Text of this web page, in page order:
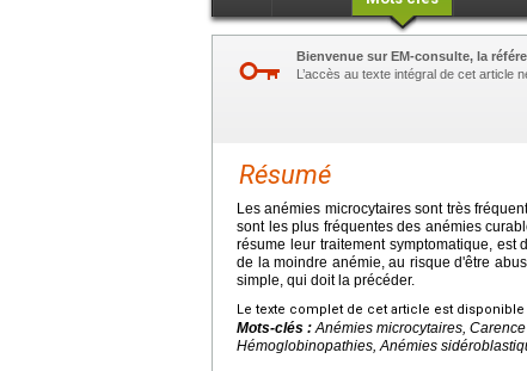
Bienvenue sur EM-consulte, la
L’accès au texte intégral de cet article
Résumé
Les anémies microcytaires sont très
sont les plus fréquentes des anémies
résume leur traitement symptomatique,
de la moindre anémie, au risque d'être
simple, qui doit la précéder.
Le texte complet de cet article est disponible
Mots-clés : Anémies microcytaires,
Hémoglobinopathies, Anémies